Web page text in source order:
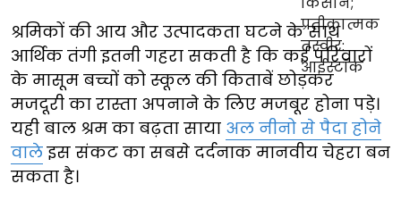
श्रमिकों की आय और उत्पादकता घटने के साथ
आर्थिक तंगी इतनी गहरा सकती है कि कई परिवारों
के मासूम बच्चों को स्कूल की किताबें छोड़कर
मजदूरी का रास्ता अपनाने के लिए मजबूर होना पड़े।
यही बाल श्रम का बढ़ता साया अल नीनो से पैदा होने
वालेइस संकट का सबसे दर्दनाक मानवीय चेहरा बन
सकता है।